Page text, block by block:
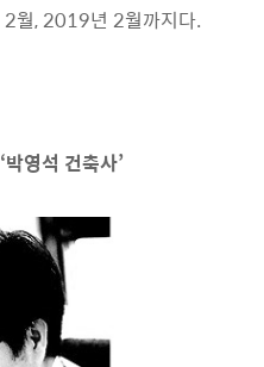
2월, 2019년 2월까지다.
‘박영석 건축사’